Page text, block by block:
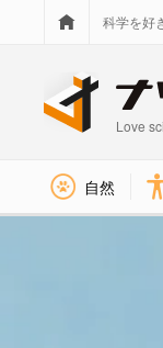
科学を好
Love
自然